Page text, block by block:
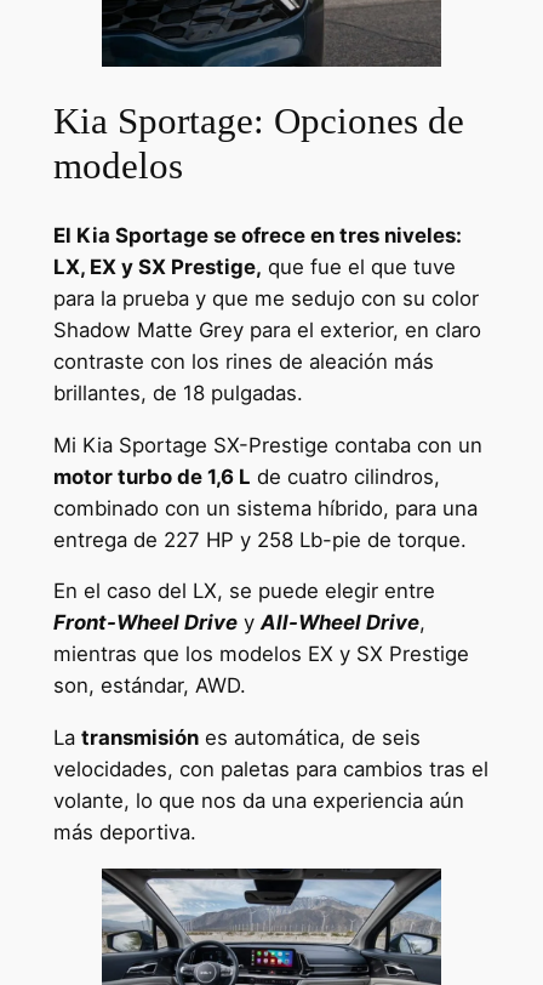
Kia Sportage: Opciones de
modelos
El Kia Sportage se ofrece en tres niveles:
LX, EX y SX Prestige, que fue el que tuve
para la prueba y que me sedujo con su color
Shadow Matte Grey para el exterior, en claro
contraste con los rines de aleación más
brillantes, de 18 pulgadas.
Mi Kia Sportage SX-Prestige contaba con un
motor turbo de 1,6 L de cuatro cilindros,
combinado con un sistema híbrido, para una
entrega de 227 HP y 258 Lb-pie de torque.
En el caso del LX, se puede elegir entre
Front-Wheel DriveyAll-Wheel Drive,
mientras que los modelos EX y SX Prestige
son, estándar, AWD.
La transmisiónes automática, de seis
velocidades, con paletas para cambios tras el
volante, lo que nos da una experiencia aún
más deportiva.